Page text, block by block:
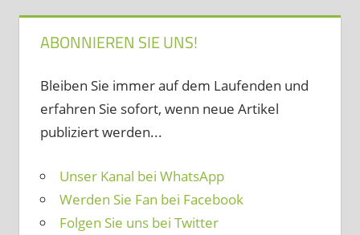
ABONNIEREN SIE UNS!
Bleiben Sie immer auf dem Laufenden und
erfahren Sie sofort, wenn neue Artikel
publiziert werden...
Unser Kanal bei WhatsApp
Werden Sie Fan bei Facebook
Folgen Sie uns bei Twitter